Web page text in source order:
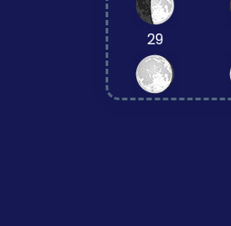
29